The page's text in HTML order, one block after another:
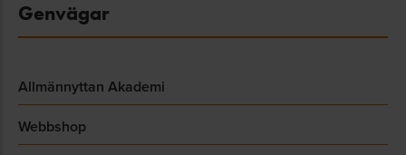
Genvägar
Allmännyttan Akademi
Webbshop